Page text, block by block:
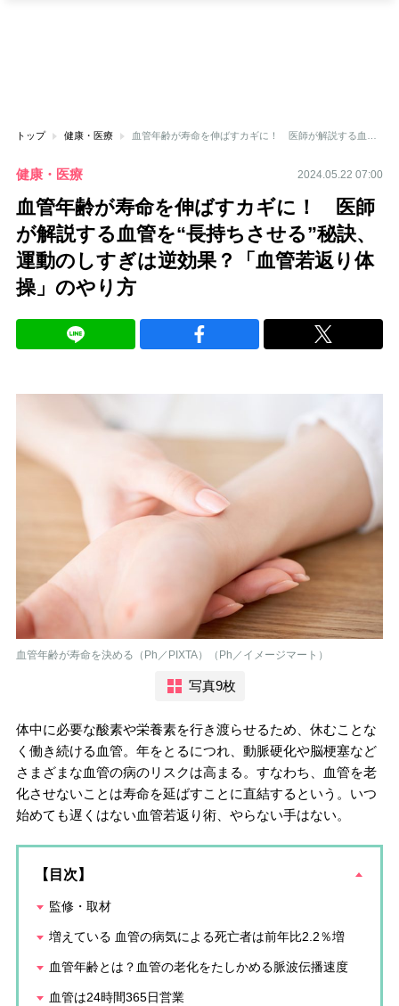
トップ 健康・医療
健康・医療 2024.05.22 07:00
血管年齢が寿命を伸ばすカギに！ 医師
が解説する血管を“長持ちさせる”秘訣、
運動のしすぎは逆効果？「血管若返り体
操」のやり方
血管年齢が寿命を決める（Ph／PIXTA）（Ph／イメージマート）
写真9枚
体中に必要な酸素や栄養素を行き渡らせるため、休むことな
く働き続ける血管。年をとるにつれ、動脈硬化や脳梗塞など
さまざまな血管の病のリスクは高まる。すなわち、血管を老
化させないことは寿命を延ばすことに直結するという。いつ
始めても遅くはない血管若返り術、やらない手はない。
【目次】
監修・取材
増えている 血管の病気による死亡者は前年比2.2％増
血管年齢とは？血管の老化をたしかめる脈波伝播速度
血管は24時間365日営業